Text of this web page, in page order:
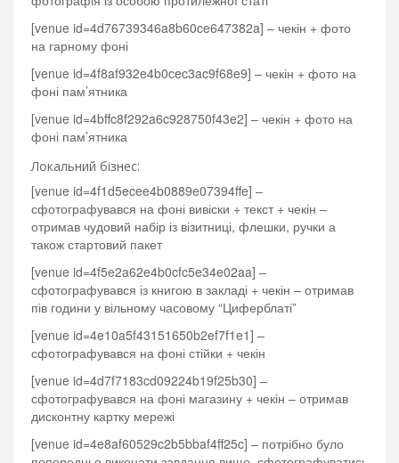
[venue id=4d76739346a8b60ce647382a] – чекін + фото
на гарному фоні
[venue id=4f8af932e4b0cec3ac9f68e9] – чекін + фото на
фоні пам’ятника
[venue id=4bffc8f292a6c928750f43e2] – чекін + фото на
фоні пам’ятника
Локальний бізнес:
[venue id=4f1d5ecee4b0889e07394ffe] –
сфотографувався на фоні вивіски + текст + чекін –
отримав чудовий набір із візитниці, флешки, ручки а
також стартовий пакет
[venue id=4f5e2a62e4b0cfc5e34e02aa] –
сфотографувався із книгою в закладі + чекін – отримав
пів години у вільному часовому “Циферблаті”
[venue id=4e10a5f43151650b2ef7f1e1] –
сфотографувався на фоні стійки + чекін
[venue id=4d7f7183cd09224b19f25b30] –
сфотографувався на фоні магазину + чекін – отримав
дисконтну картку мережі
[venue id=4e8af60529c2b5bbaf4ff25c] – потрібно було